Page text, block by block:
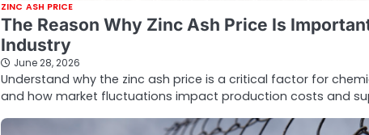
ZINC ASH PRICE
The Reason Why Zinc Ash Price Is
Industry
June 28, 2026
Understand why the zinc ash price is a critical factor for
and how market fluctuations impact production costs and